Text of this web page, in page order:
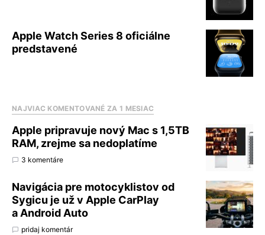
Apple Watch Series 8 oficiálne
predstavené
NAJVIAC KOMENTOVANÉ ZA 1 MESIAC
Apple pripravuje nový Mac s 1,5TB
RAM, zrejme sa nedoplatíme
3 komentáre
Navigácia pre motocyklistov od
Sygicu je už v Apple CarPlay
a Android Auto
pridaj komentár